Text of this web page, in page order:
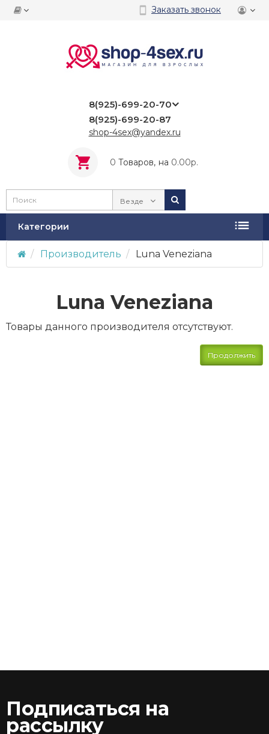
Заказать звонок
8(925)-699-20-70
8(925)-699-20-87
shop-4sex@yandex.ru
0 Tоваров, на 0.00р.
Везде
Категории
Производитель Luna Veneziana
Luna Veneziana
Товары данного производителя отсутствуют.
Продолжить
Подписаться на
рассылку